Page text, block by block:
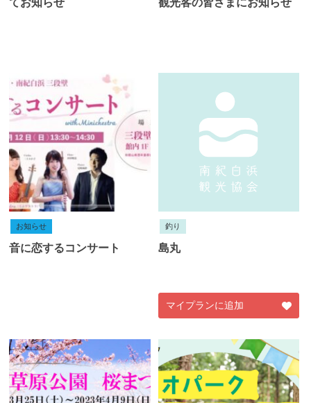
てお知らせ
観光客の皆さまにお知らせ
お知らせ
音に恋するコンサート
釣り
島丸
マイプランに追加